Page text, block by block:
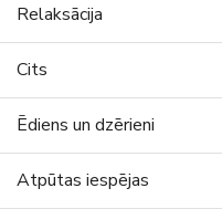
Relaksācija
Cits
Ēdiens un dzērieni
Atpūtas iespējas